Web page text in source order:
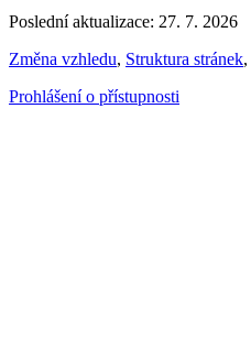
Poslední aktualizace: 27. 7. 2026
Změna vzhledu, Struktura stránek,
Prohlášení o přístupnosti